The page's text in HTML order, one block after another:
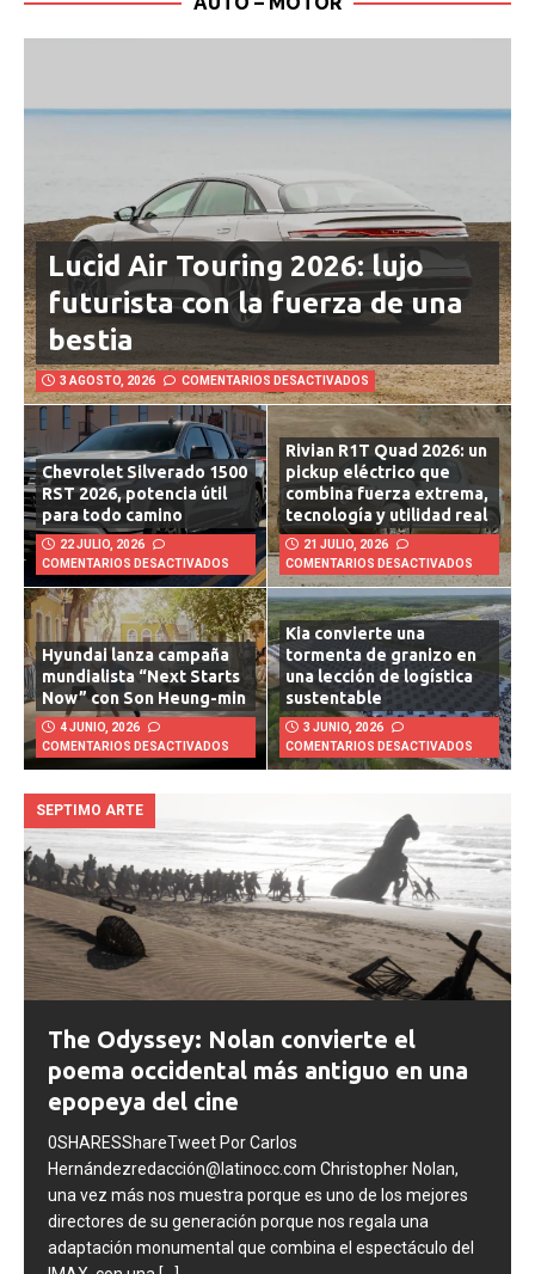
Lucid Air Touring 2026: lujo
futurista con la fuerza de una
bestia
3 AGOSTO, 2026 COMENTARIOS DESACTIVADOS
Chevrolet Silverado 1500
RST 2026, potencia útil
para todo camino
22 JULIO, 2026
COMENTARIOS DESACTIVADOS
Rivian R1T Quad 2026: un
pickup eléctrico que
combina fuerza extrema,
tecnología y utilidad real
21 JULIO, 2026
COMENTARIOS DESACTIVADOS
Hyundai lanza campaña
mundialista “Next Starts
Now” con Son Heung-min
4 JUNIO, 2026
COMENTARIOS DESACTIVADOS
Kia convierte una
tormenta de granizo en
una lección de logística
sustentable
3 JUNIO, 2026
COMENTARIOS DESACTIVADOS
SEPTIMO ARTE
The Odyssey: Nolan convierte el
poema occidental más antiguo en una
epopeya del cine
0SHARESShareTweet Por Carlos
Hernándezredacción@latinocc.com Christopher Nolan,
una vez más nos muestra porque es uno de los mejores
directores de su generación porque nos regala una
adaptación monumental que combina el espectáculo del